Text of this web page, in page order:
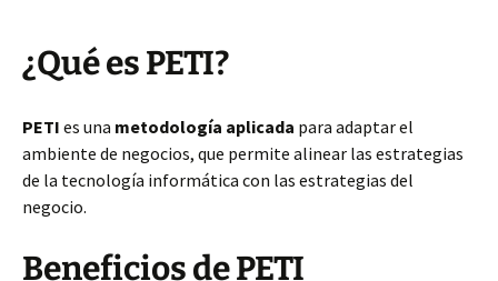
¿Qué es PETI?
PETI es una metodología aplicada para adaptar el
ambiente de negocios, que permite alinear las estrategias
de la tecnología informática con las estrategias del
negocio.
Beneficios de PETI